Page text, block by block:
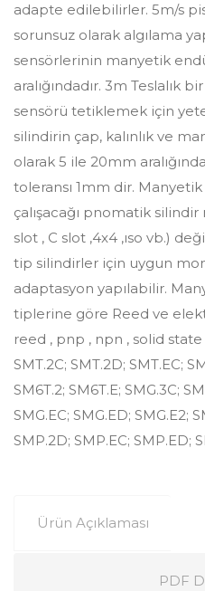
adapte edilebilirler. 5m/s
sorunsuz olarak algılama
sensörlerinin manyetik
aralığındadır. 3m Teslalık
sensörü tetiklemek için
silindirin çap, kalınlık ve
olarak 5 ile 20mm
toleransı 1mm dir.
çalışacağı pnomatik
slot , C slot ,4x4 ,ıso vb.)
tip silindirler için uygun
adaptasyon yapılabilir.
tiplerine göre Reed ve
reed , pnp , npn , solid state
SMT.2C; SMT.2D; SMT.EC;
SM6T.2; SM6T.E; SMG.3C;
SMG.EC; SMG.ED; SMG.E2;
SMP.2D; SMP.EC; SMP.ED;
Ürün Açıklaması
PDF